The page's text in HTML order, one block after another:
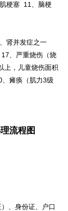
梗塞 11、脑梗
肾并发症之一
、严重烧伤（烧
上，儿童烧伤面积
瘫痪（肌力3级
流程图
、身份证、户口